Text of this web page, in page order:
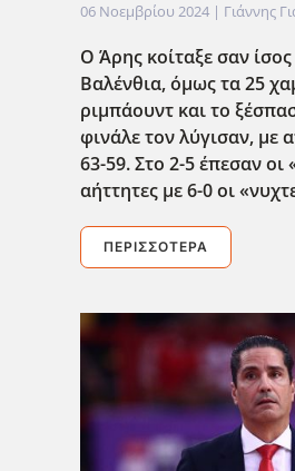
06 Νοεμβρίου 2024 | Γιάννης
Ο Άρης κοίταξε σαν
Βαλένθια, όμως τα 25
ριμπάουντ και το
φινάλε τον λύγισαν, με
63-59. Στο 2-5 έπεσαν οι
αήττητες με 6-0 οι
ΠΕΡΙΣΣΌΤΕΡΑ